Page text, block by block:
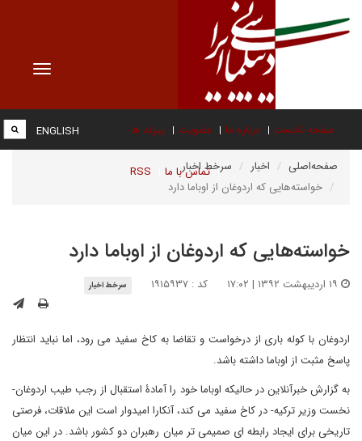
Toggle
صفحه نخست درباره ما عضویت پیوند ها
تماس با ما RSS
ENGLISH
صفحه‌اصلی اخبار
سرخط اخبار
خواسته‌هایی که اردوغان از اوباما دارد
خواسته‌هایی که اردوغان از اوباما دارد
کد : ۱۹۱۵۹۳۷ سرخط اخبار
اردوغان با کوله باری از درخواست و تقاضا به کاخ سفید می رود، اما نباید انتظار
پاسخ مثبت از اوباما داشته باشد.
به گزارش خبرآنلاین در حالیکه اوباما خود را آمادۀ استقبال از رجب طیب اردوغان-
نخست وزیر ترکیه- در کاخ سفید می کند، آنکارا امیدوار است این ملاقات، فرصتی
تاریخی برای ایجاد رابطه ای صمیمی تر میان رهبران دو کشور باشد. در این میان